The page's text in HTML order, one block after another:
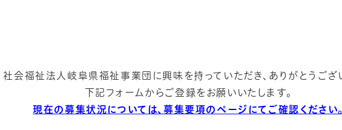
社会福祉法人岐阜県福祉事業団に興味を持っていただき、ありがとうござ
下記フォームからご登録をお願いいたします。
現在の募集状況については、募集要項のページにてご確認ください。